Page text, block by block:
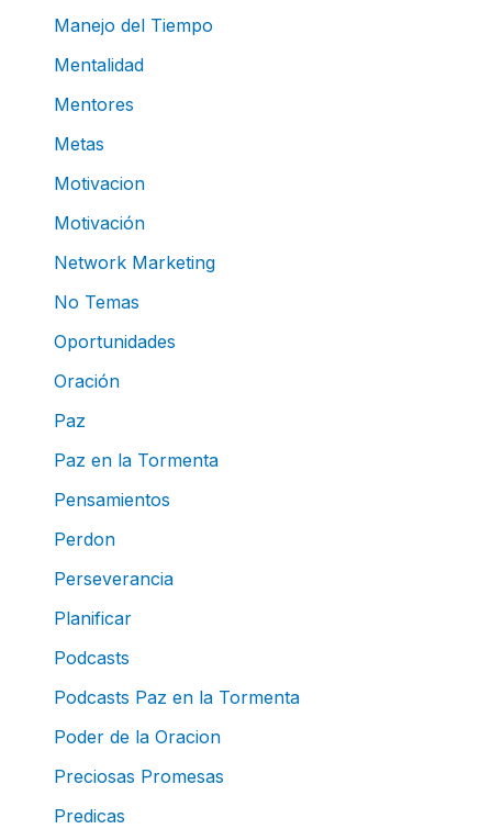
Manejo del Tiempo
Mentalidad
Mentores
Metas
Motivacion
Motivación
Network Marketing
No Temas
Oportunidades
Oración
Paz
Paz en la Tormenta
Pensamientos
Perdon
Perseverancia
Planificar
Podcasts
Podcasts Paz en la Tormenta
Poder de la Oracion
Preciosas Promesas
Predicas